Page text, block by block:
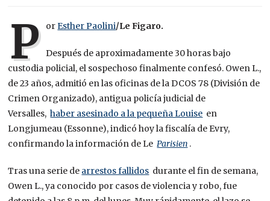
P orEsther Paolini/Le Figaro.
Después de aproximadamente 30 horas bajo
custodia policial, el sospechoso finalmente confesó. Owen L.,
de 23 años, admitió en las oficinas de la DCOS 78 (División de
Crimen Organizado), antigua policía judicial de
Versalles,haber asesinado a la pequeña Louise en
Longjumeau (Essonne), indicó hoy la fiscalía de Evry,
confirmando la información de LeParisien .
Tras una serie de arrestos fallidos durante el fin de semana,
Owen L., ya conocido por casos de violencia y robo, fue